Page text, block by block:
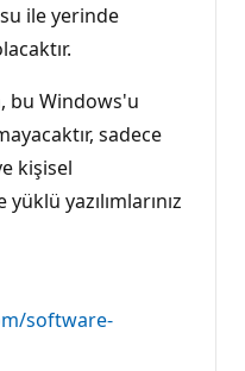
ile yerinde
bu Windows'u
sadece
kişisel
yüklü yazılımlarınız
software-